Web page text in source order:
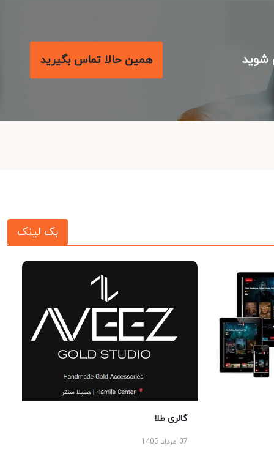
همین حالا تماس بگیرید
بک لینک
گالری طلا
07 مرداد 1405